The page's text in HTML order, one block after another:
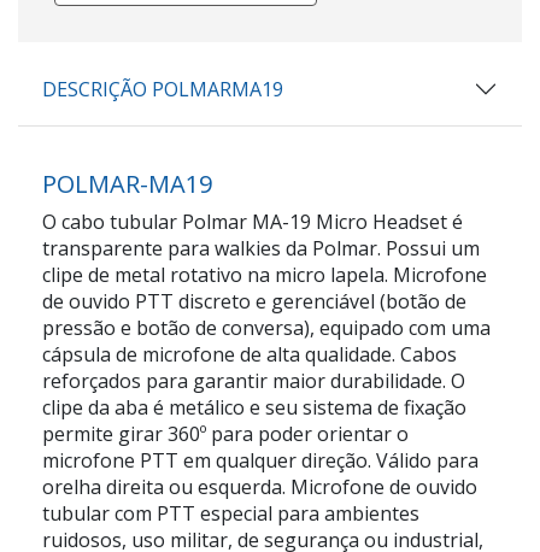
DESCRIÇÃO POLMARMA19
POLMAR-MA19
O cabo tubular Polmar MA-19 Micro Headset é
transparente para walkies da Polmar. Possui um
clipe de metal rotativo na micro lapela. Microfone
de ouvido PTT discreto e gerenciável (botão de
pressão e botão de conversa), equipado com uma
cápsula de microfone de alta qualidade. Cabos
reforçados para garantir maior durabilidade. O
clipe da aba é metálico e seu sistema de fixação
permite girar 360º para poder orientar o
microfone PTT em qualquer direção. Válido para
orelha direita ou esquerda. Microfone de ouvido
tubular com PTT especial para ambientes
ruidosos, uso militar, de segurança ou industrial,